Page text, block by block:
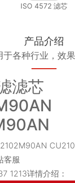
ISO 4572 滤芯
产品介绍
于各种行业，效
滤芯
客服
1213详情介绍：